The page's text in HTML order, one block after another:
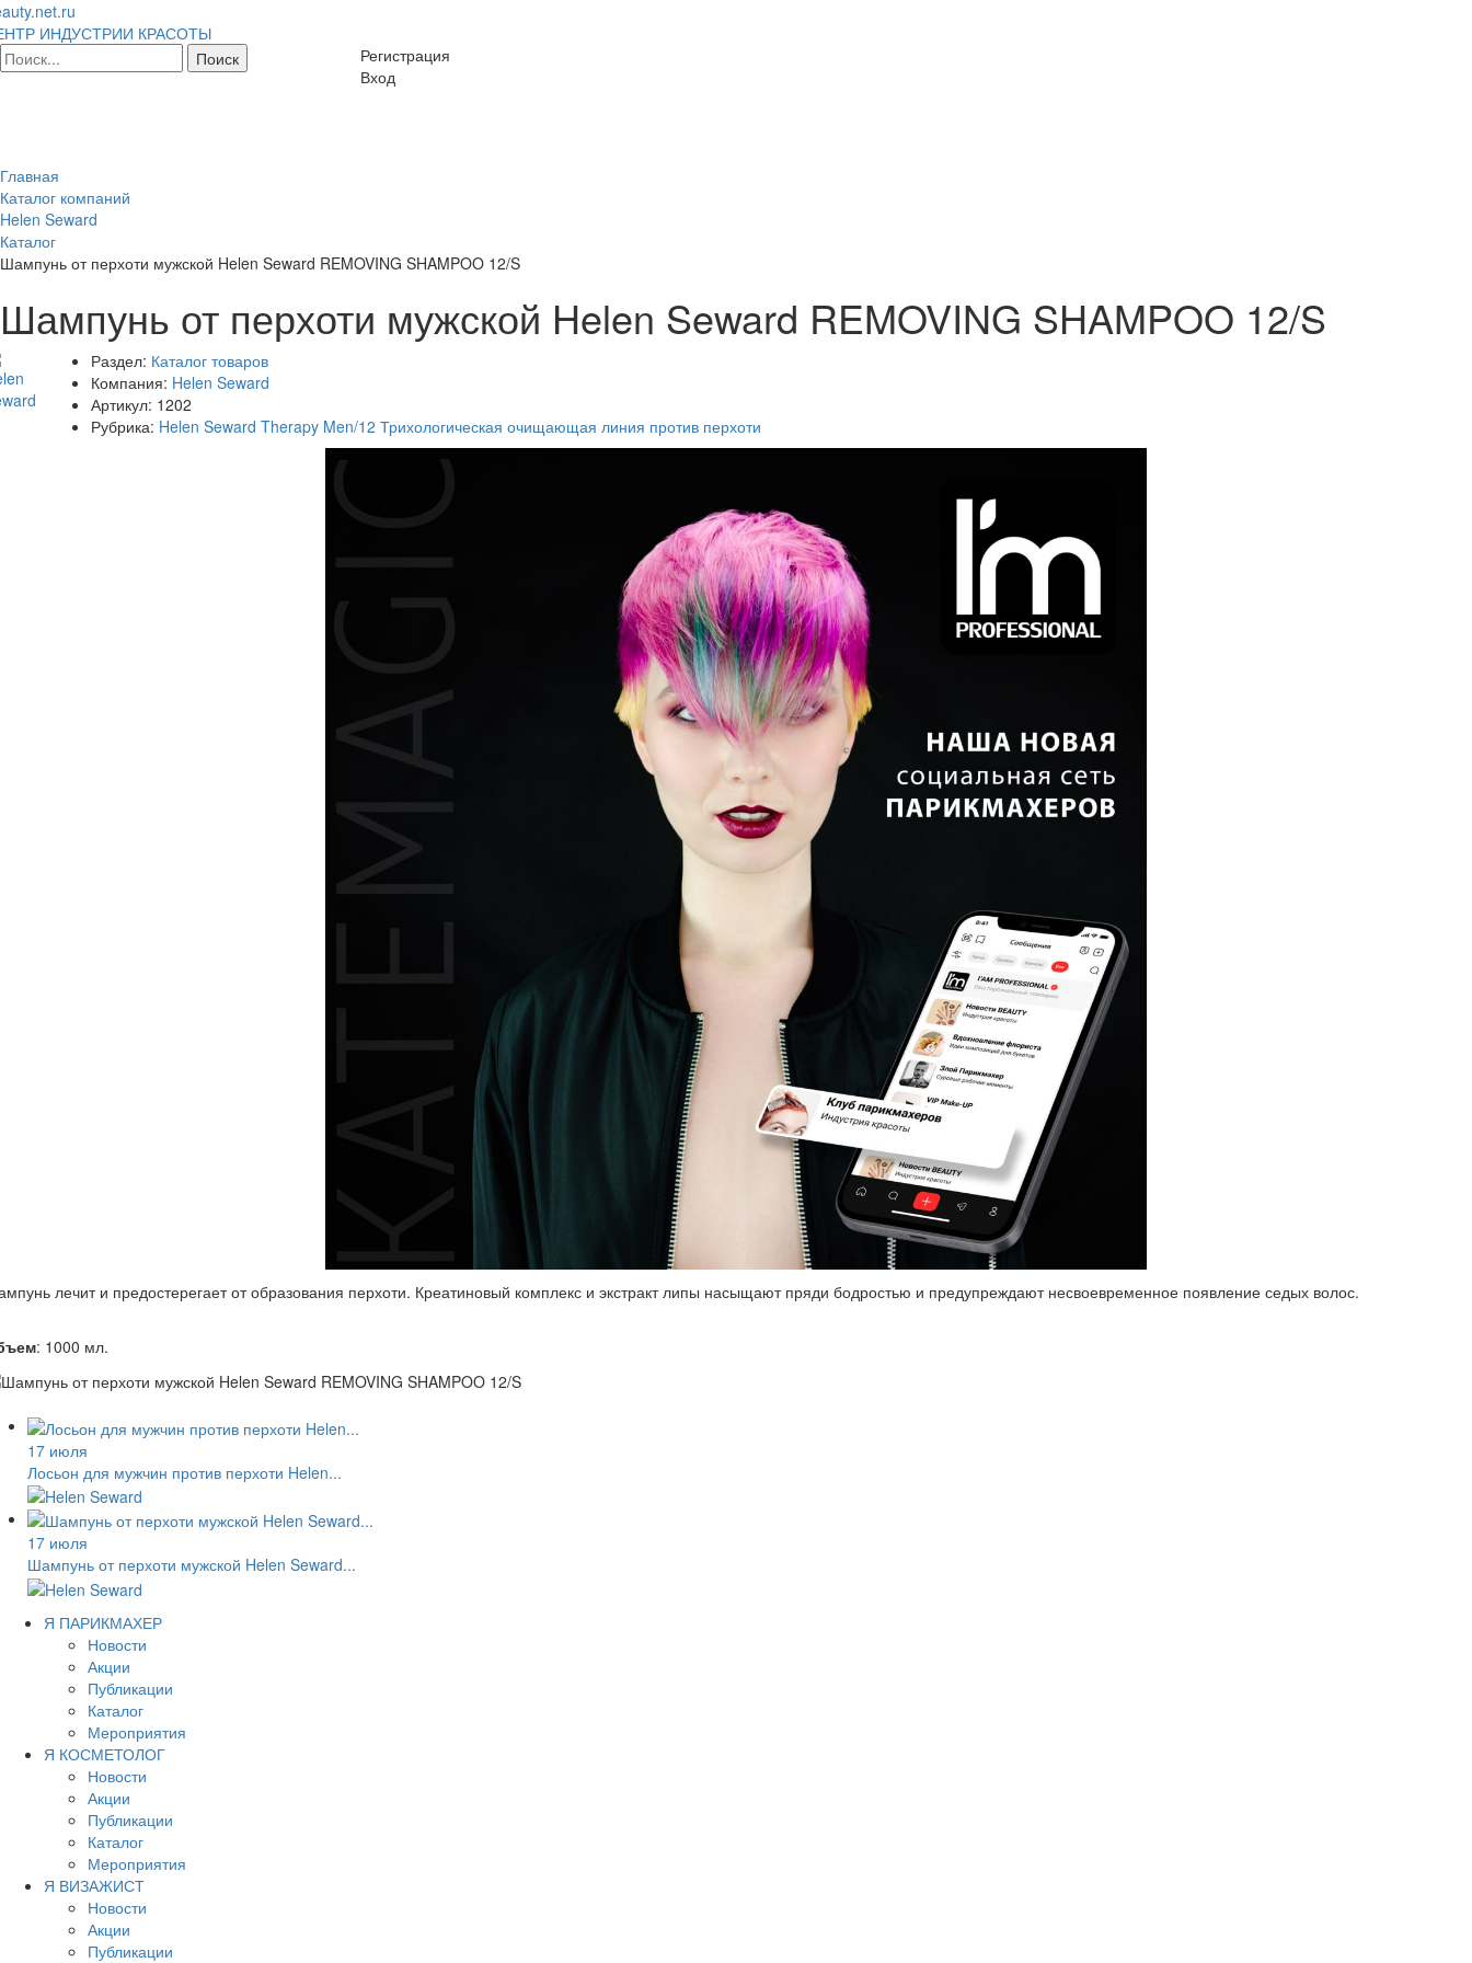
ИНДУСТРИИ КРАСОТЫ
Регистрация
Вход
Главная
Каталог компаний
Helen Seward
Каталог
Шампунь от перхоти мужской Helen Seward REMOVING SHAMPOO 12/S
Шампунь от перхоти мужской Helen Seward REMOVING SHAMPOO 12/S
Раздел: Каталог товаров
Компания: Helen Seward
Артикул: 1202
Рубрика: Helen Seward Therapy Men/12 Трихологическая очищающая линия против перхоти
лечит и предостерегает от образования перхоти. Креатиновый комплекс и экстракт липы насыщают пряди бодростью и предупреждают несвоевременное появление седых волос.
: 1000 мл.
17 июля
Лосьон для мужчин против перхоти Helen...
17 июля
Шампунь от перхоти мужской Helen Seward...
Я ПАРИКМАХЕР
Новости
Акции
Публикации
Каталог
Мероприятия
Я КОСМЕТОЛОГ
Новости
Акции
Публикации
Каталог
Мероприятия
Я ВИЗАЖИСТ
Новости
Акции
Публикации